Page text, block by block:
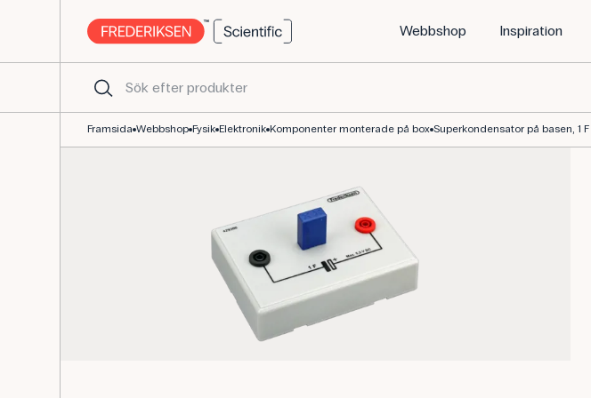
Webbshop Inspiration
Framsida Webbshop Fysik Elektronik Komponenter monterade på box Superkondensator på basen, 1 F